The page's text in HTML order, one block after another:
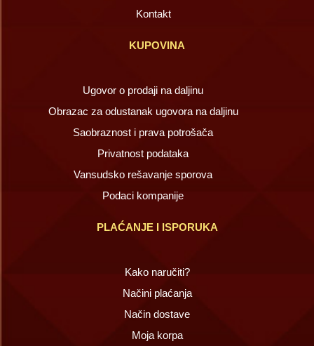
Kontakt
KUPOVINA
Ugovor o prodaji na daljinu
Obrazac za odustanak ugovora na daljinu
Saobraznost i prava potrošača
Privatnost podataka
Vansudsko rešavanje sporova
Podaci kompanije
PLAĆANJE I ISPORUKA
Kako naručiti?
Načini plaćanja
Način dostave
Moja korpa